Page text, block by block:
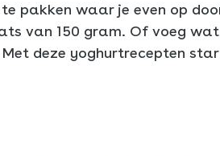
pakken waar je even op
van 150 gram. Of voeg
deze yoghurtrecepten